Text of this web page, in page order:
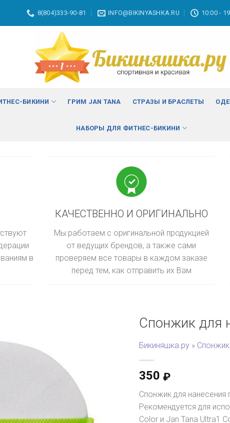
8(804)333-90-81 INFO@BIKINYASHKA.RU 10:00 -
БИКИНИ ГРИМ JAN TANA СТРАЗЫ И БРАСЛЕТЫ
НАБОРЫ ДЛЯ ФИТНЕС-БИКИНИ
в
КАЧЕСТВЕННО И ОРИГИНАЛЬНО
Мы работаем с оригинальной продукцией
от ведущих брендов, а также сами
проверяем все товары в каждом заказе
перед тем, как отправить их Вам
Спонжик для
Бикиняшка.ру » Спонжик
350 ₽
Спонжик для нанесения
Рекомендуется для
Color и Jan Tana Ultra1
МОСКВА изменить